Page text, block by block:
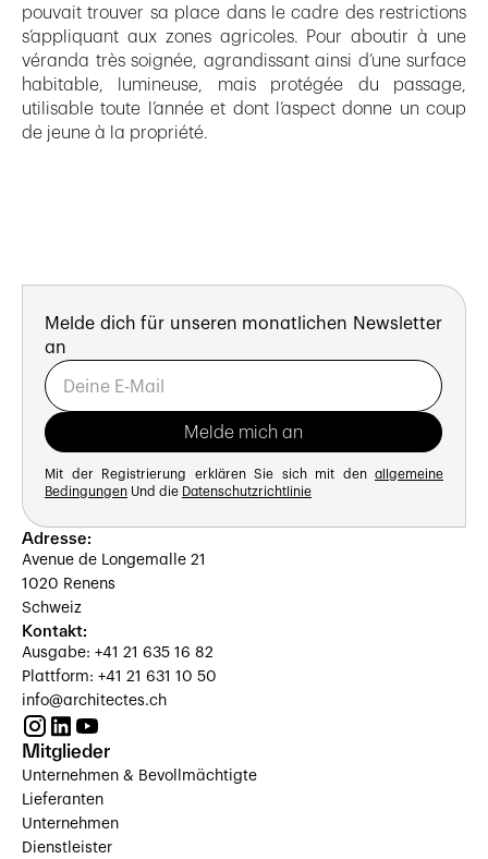
pouvait trouver sa place dans le cadre des restrictions
s’appliquant aux zones agricoles. Pour aboutir à une
véranda très soignée, agrandissant ainsi d’une surface
habitable, lumineuse, mais protégée du passage,
utilisable toute l’année et dont l’aspect donne un coup
de jeune à la propriété.
Melde dich für unseren monatlichen Newsletter
an
Mit der Registrierung erklären Sie sich mit den allgemeine
Bedingungen Und die Datenschutzrichtlinie
Adresse:
Avenue de Longemalle 21
1020 Renens
Schweiz
Kontakt:
Ausgabe: +41 21 635 16 82
Plattform: +41 21 631 10 50
info@architectes.ch
Mitglieder
Unternehmen & Bevollmächtigte
Lieferanten
Unternehmen
Dienstleister